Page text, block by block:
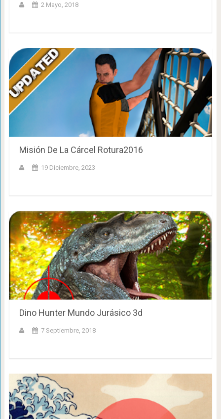
2 Mayo, 2018
Misión De La Cárcel Rotura2016
19 Diciembre, 2023
Dino Hunter Mundo Jurásico 3d
7 Septiembre, 2018